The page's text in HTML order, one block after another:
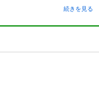
続きを見る